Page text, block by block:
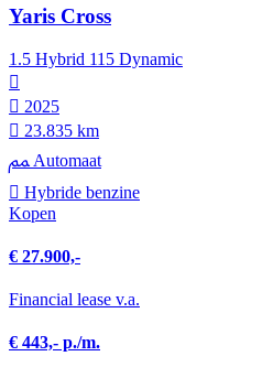
Yaris Cross
1.5 Hybrid 115 Dynamic
2025
23.835 km
Automaat
Hybride benzine
Kopen
€ 27.900,-
Financial lease v.a.
€ 443,- p./m.